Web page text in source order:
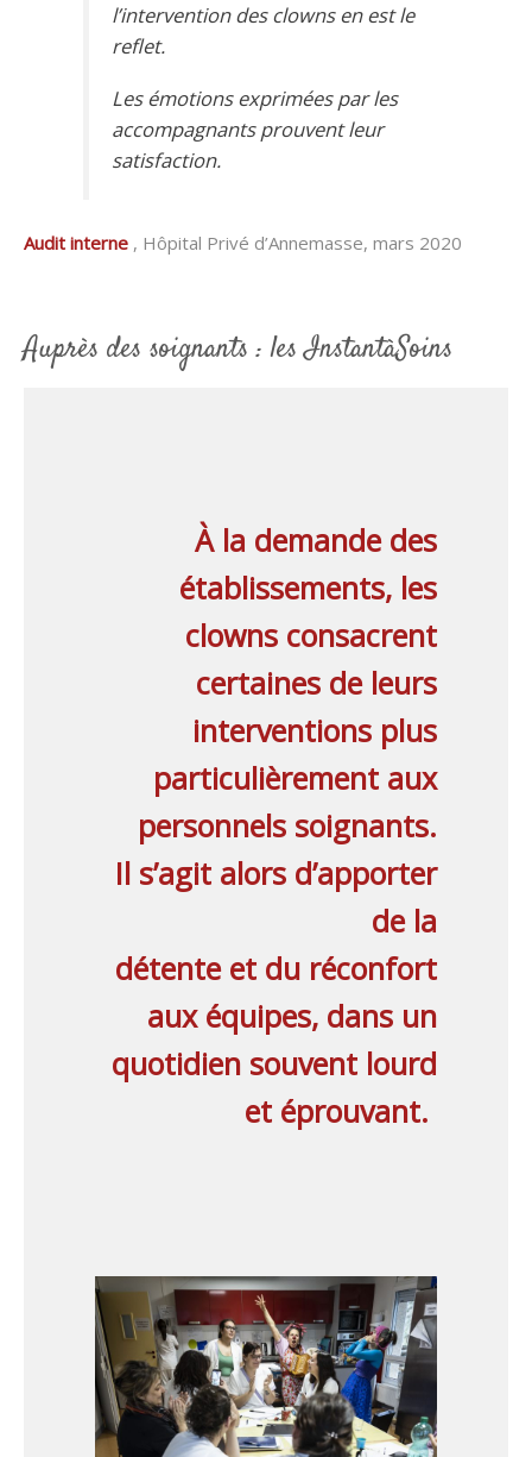
l’intervention des clowns en est le
reflet.
Les émotions exprimées par les
accompagnants prouvent leur
satisfaction.
Audit interne , Hôpital Privé d’Annemasse, mars 2020
Auprès des soignants : les InstantàSoins
À la demande des
établissements, les
clowns consacrent
certaines de leurs
interventions plus
particulièrement aux
personnels soignants.
Il s’agit alors d’apporter
de la
détente et du réconfort
aux équipes, dans un
quotidien souvent lourd
et éprouvant.